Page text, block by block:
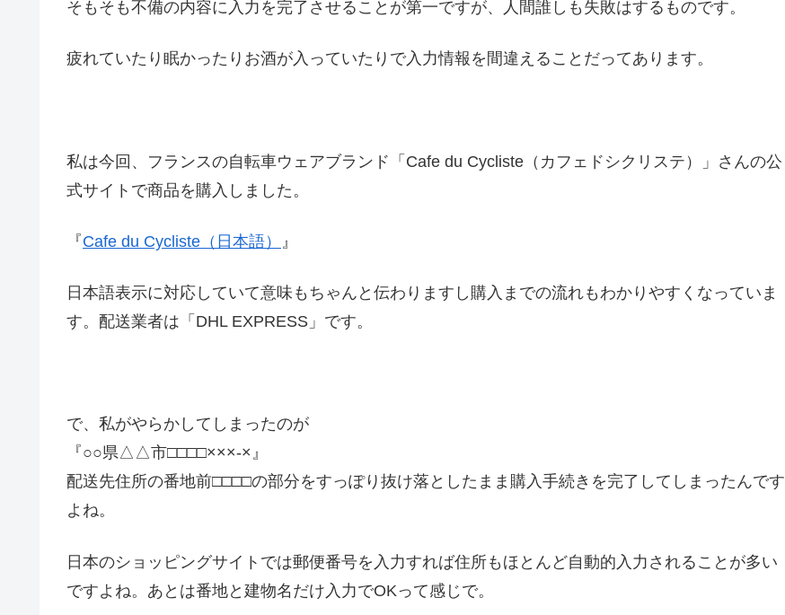
そもそも不備の内容に入力を完了させることが第一ですが、人間誰しも失敗はするものです。
疲れていたり眠かったりお酒が入っていたりで入力情報を間違えることだってあります。
私は今回、フランスの自転車ウェアブランド「Cafe du Cycliste（カフェドシクリステ）」さんの公
式サイトで商品を購入しました。
『Cafe du Cycliste（日本語） 』
日本語表示に対応していて意味もちゃんと伝わりますし購入までの流れもわかりやすくなっていま
す。配送業者は「DHL EXPRESS」です。
で、私がやらかしてしまったのが
『○○県△△市□□□□×××-×』
配送先住所の番地前□□□□の部分をすっぽり抜け落としたまま購入手続きを完了してしまったんです
よね。
日本のショッピングサイトでは郵便番号を入力すれば住所もほとんど自動的入力されることが多い
ですよね。あとは番地と建物名だけ入力でOKって感じで。